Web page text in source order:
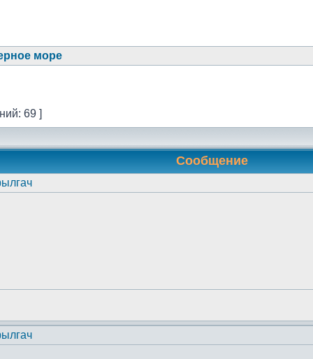
море
69 ]
Сообщение